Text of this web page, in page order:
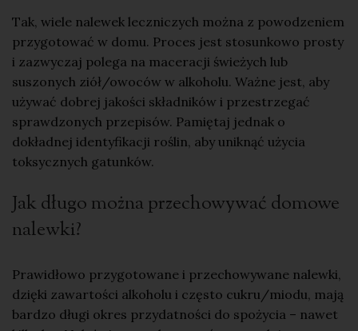
Tak, wiele nalewek leczniczych można z powodzeniem
przygotować w domu. Proces jest stosunkowo prosty
i zazwyczaj polega na maceracji świeżych lub
suszonych ziół/owoców w alkoholu. Ważne jest, aby
używać dobrej jakości składników i przestrzegać
sprawdzonych przepisów. Pamiętaj jednak o
dokładnej identyfikacji roślin, aby uniknąć użycia
toksycznych gatunków.
Jak długo można przechowywać domowe
nalewki?
Prawidłowo przygotowane i przechowywane nalewki,
dzięki zawartości alkoholu i często cukru/miodu, mają
bardzo długi okres przydatności do spożycia – nawet